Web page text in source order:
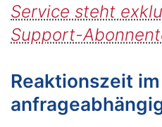
Service steht
Support-
Reaktionszeit